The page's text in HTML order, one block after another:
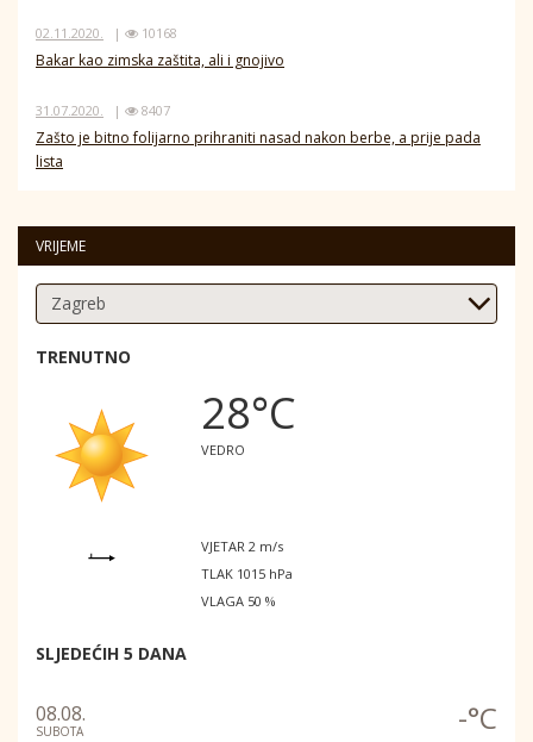
02.11.2020. | 10168
Bakar kao zimska zaštita, ali i gnojivo
31.07.2020. | 8407
Zašto je bitno folijarno prihraniti nasad nakon berbe, a prije pada
lista
VRIJEME
TRENUTNO
28°C
VEDRO
VJETAR 2 m/s
TLAK 1015 hPa
VLAGA 50 %
SLJEDEĆIH 5 DANA
08.08.
SUBOTA -°C